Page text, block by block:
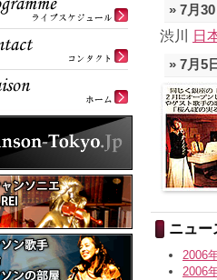
» 7月
渋川 日
» 7月5
ニュー
2006
2006